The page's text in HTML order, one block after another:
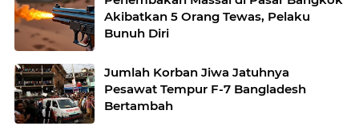
Akibatkan 5 Orang Tewas, Pelaku
Bunuh Diri
Jumlah Korban Jiwa Jatuhnya
Pesawat Tempur F-7 Bangladesh
Bertambah